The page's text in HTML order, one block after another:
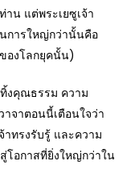
น แต่พระเยซูเจ้า
การใหญ่กว่านั้นคือ
องโลกยุคนั้น)
งคุณธรรม ความ
จาตอนนี้เตือนใจว่า
าทรงรับรู้ และความ
โอกาสที่ยิ่งใหญ่กว่าใน